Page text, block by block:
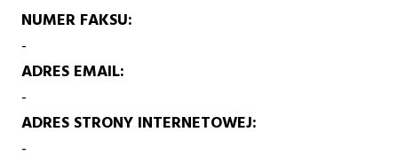
NUMER FAKSU
-
ADRES EMAIL
-
ADRES STRONY INTERNETOWEJ
-